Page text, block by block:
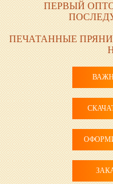
ПЕРВЫЙ
ПЕЧАТАННЫЕ